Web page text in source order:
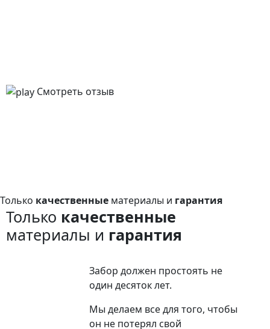
Смотреть отзыв
Только качественные материалы и гарантия
Только качественные
материалы и гарантия
Забор должен простоять не
один десяток лет.
Мы делаем все для того, чтобы
он не потерял свой